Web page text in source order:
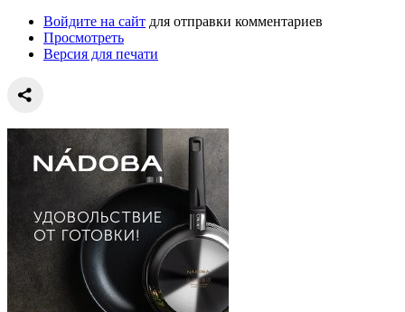
Войдите на сайт для отправки комментариев
Просмотреть
Версия для печати